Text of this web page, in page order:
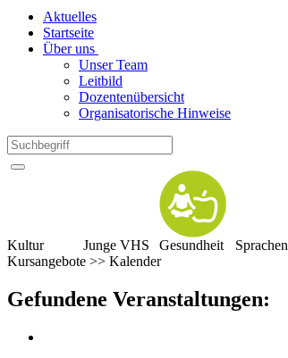
Aktuelles
Startseite
Über uns
Unser Team
Leitbild
Dozentenübersicht
Organisatorische Hinweise
Kultur Junge VHS Gesundheit Sprachen
Kursangebote >> Kalender
Gefundene Veranstaltungen: